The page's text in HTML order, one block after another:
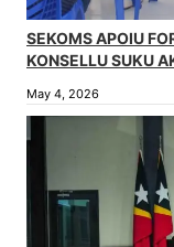
SEKOMS APOIU
KONSELLU SUKU
May 4, 2026